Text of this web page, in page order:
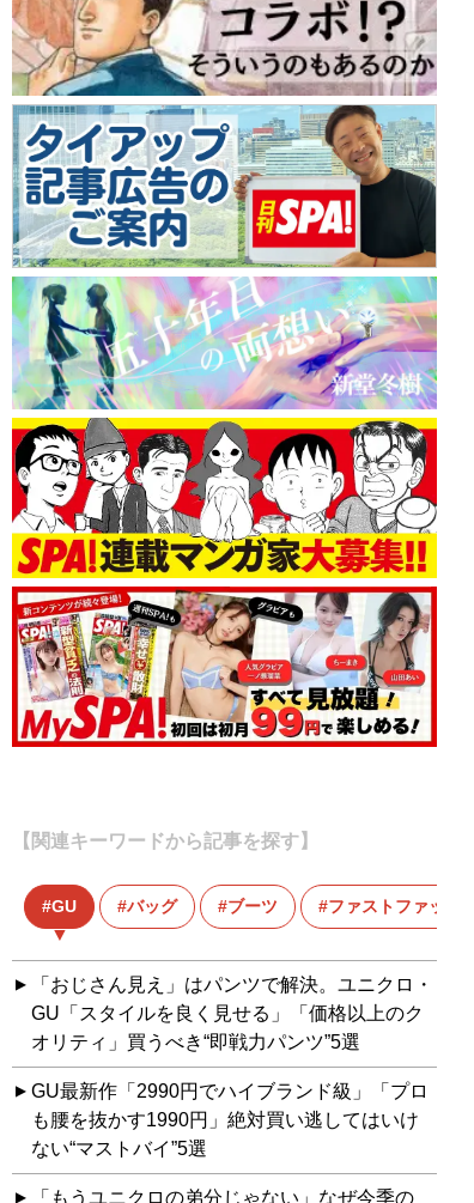
【関連キーワードから記事を探す】
GU バッグ ブーツ ファストファッショ
「おじさん見え」はパンツで解決。ユニクロ・
GU「スタイルを良く見せる」「価格以上のク
オリティ」買うべき“即戦力パンツ”5選
GU最新作「2990円でハイブランド級」「プロ
も腰を抜かす1990円」絶対買い逃してはいけ
ない“マストバイ”5選
「もうユニクロの弟分じゃない」なぜ今季の